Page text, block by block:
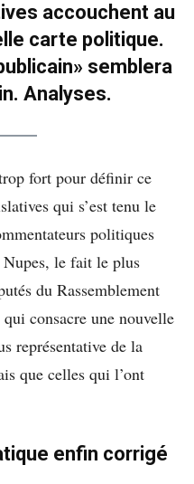
accouchent au
carte politique.
semblera
Analyses.
fort pour définir ce
qui s’est tenu le
politiques
le fait le plus
du Rassemblement
consacre une nouvelle
représentative de la
que celles qui l’ont
enfin corrigé